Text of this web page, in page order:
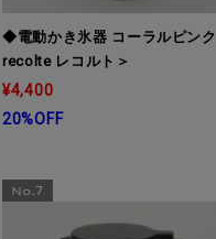
◆電動かき氷器 コーラルピン
recolte レコルト＞
¥4,400
20%OFF